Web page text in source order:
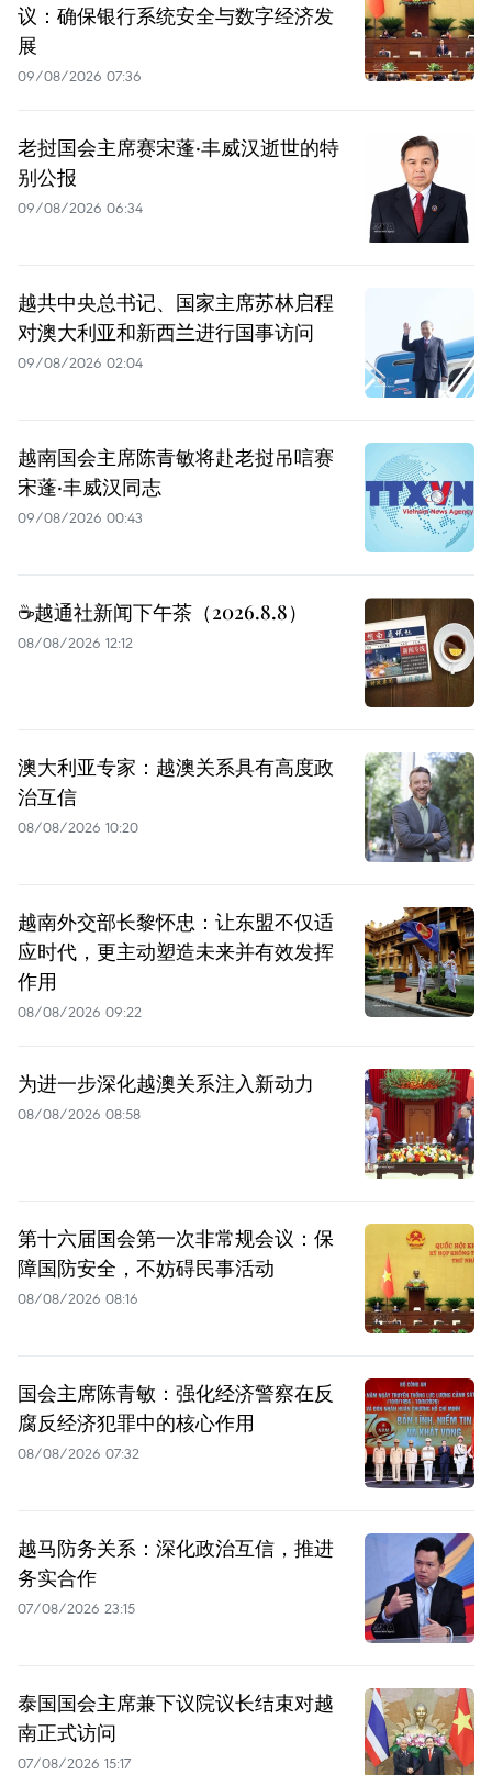
议：确保银行系统安全与数字经济发
展
09/08/2026 07:36
老挝国会主席赛宋蓬·丰威汉逝世的特
别公报
09/08/2026 06:34
越共中央总书记、国家主席苏林启程
对澳大利亚和新西兰进行国事访问
09/08/2026 02:04
越南国会主席陈青敏将赴老挝吊唁赛
宋蓬·丰威汉同志
09/08/2026 00:43
☕️越通社新闻下午茶（2026.8.8）
08/08/2026 12:12
澳大利亚专家：越澳关系具有高度政
治互信
08/08/2026 10:20
越南外交部长黎怀忠：让东盟不仅适
应时代，更主动塑造未来并有效发挥
作用
08/08/2026 09:22
为进一步深化越澳关系注入新动力
08/08/2026 08:58
第十六届国会第一次非常规会议：保
障国防安全，不妨碍民事活动
08/08/2026 08:16
国会主席陈青敏：强化经济警察在反
腐反经济犯罪中的核心作用
08/08/2026 07:32
越马防务关系：深化政治互信，推进
务实合作
07/08/2026 23:15
泰国国会主席兼下议院议长结束对越
南正式访问
07/08/2026 15:17